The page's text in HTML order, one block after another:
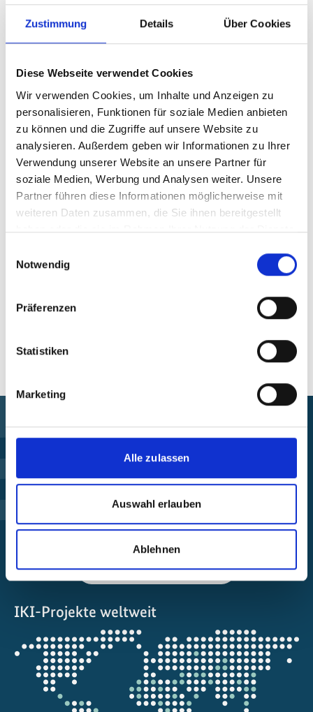
Zustimmung Details Über Cookies
Diese Webseite verwendet Cookies
Wir verwenden Cookies, um Inhalte und Anzeigen zu
personalisieren, Funktionen für soziale Medien anbieten
zu können und die Zugriffe auf unsere Website zu
analysieren. Außerdem geben wir Informationen zu Ihrer
Verwendung unserer Website an unsere Partner für
soziale Medien, Werbung und Analysen weiter. Unsere
Partner führen diese Informationen möglicherweise mit
weiteren Daten zusammen, die Sie ihnen bereitgestellt
haben oder die sie im Rahmen Ihrer Nutzung der Dienste
Notwendig
Präferenzen
Statistiken
Marketing
Alle zulassen
Auswahl erlauben
Ablehnen
IKI (IKI UBM)
Standard Time)
Zeitzone wechseln [?]
nur online besuchbar
E-Mail schreiben
Anmeldelink
Projekt steuern
Beschwerde einreichen
Über die IKI
IKI-Projekte weltweit
Öffnet
die
Projektkarte